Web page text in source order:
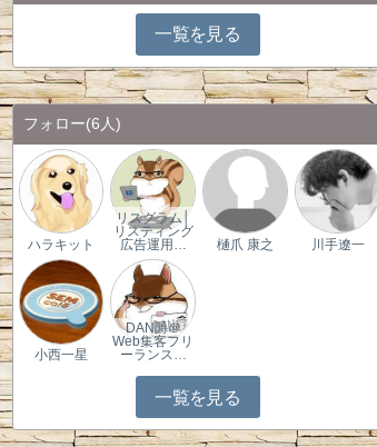
一覧を見る
フォロー(6人)
ハラキット
リスグラム│
リスティング
広告運用…
樋爪 康之 川手遼一
小西一星
DAN爵＠
Web集客フリ
ーランス…
一覧を見る